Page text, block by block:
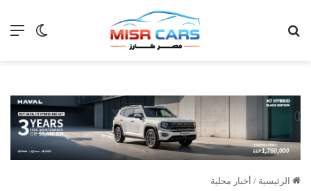
الوضع
الرئيسية / أخبار محلية